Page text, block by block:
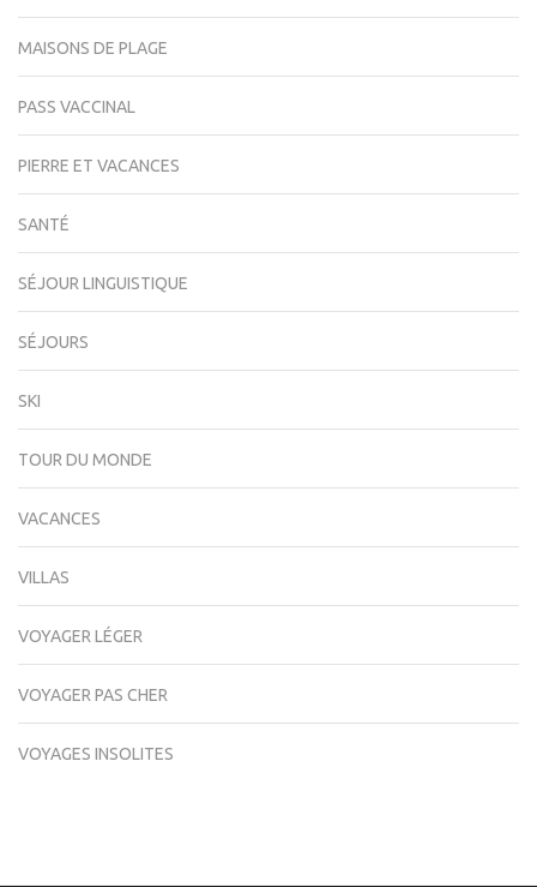
MAISONS DE PLAGE
PASS VACCINAL
PIERRE ET VACANCES
SANTÉ
SÉJOUR LINGUISTIQUE
SÉJOURS
SKI
TOUR DU MONDE
VACANCES
VILLAS
VOYAGER LÉGER
VOYAGER PAS CHER
VOYAGES INSOLITES